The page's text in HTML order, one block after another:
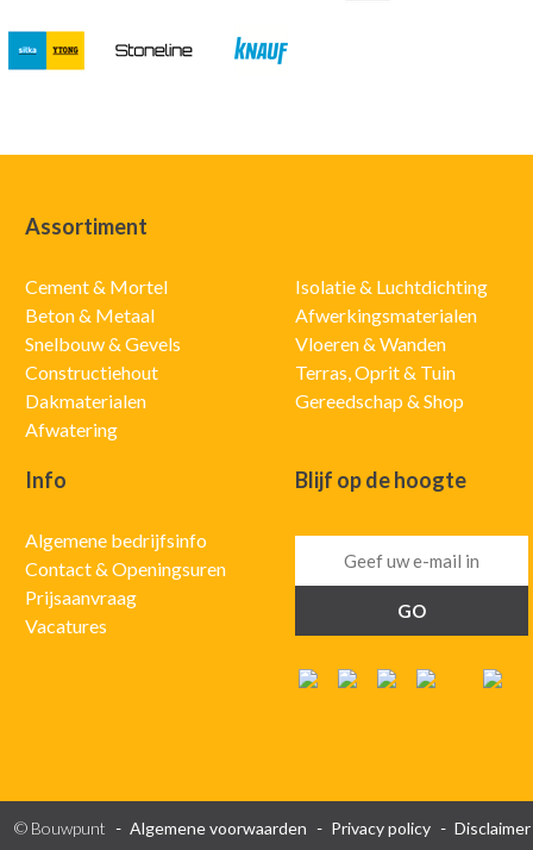
Assortiment
Cement & Mortel
Beton & Metaal
Snelbouw & Gevels
Constructiehout
Dakmaterialen
Afwatering
Isolatie & Luchtdichting
Afwerkingsmaterialen
Vloeren & Wanden
Terras, Oprit & Tuin
Gereedschap & Shop
Info
Algemene bedrijfsinfo
Contact & Openingsuren
Prijsaanvraag
Vacatures
Blijf op de hoogte
© Bouwpunt Algemene voorwaarden Privacy policy
Disclaimer